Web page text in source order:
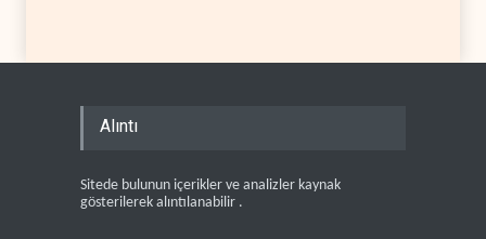
Alıntı
Sitede bulunun içerikler ve analizler kaynak
gösterilerek alıntılanabilir .